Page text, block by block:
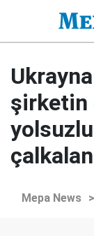
şirketin
Mepa News >